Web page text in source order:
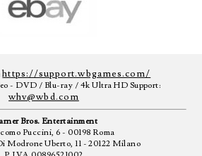
https://support.wbgames.com/
- DVD / Blu-ray / 4k Ultra HD Support:
whv@wbd.com
Bros. Entertainment
Puccini, 6 - 00198 Roma
Modrone Uberto, 11 - 20122 Milano